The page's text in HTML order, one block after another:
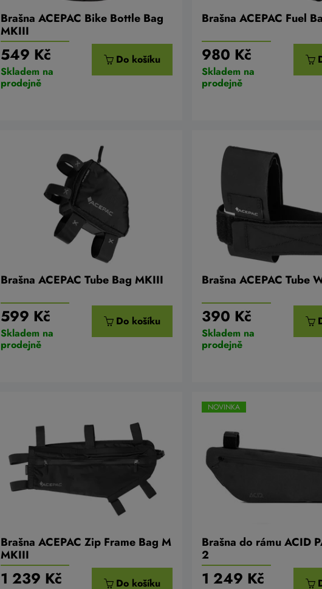
Brašna ACEPAC Bike Bottle Bag
MKIII
549 Kč
Skladem na
prodejně
Do košíku
Brašna ACEPAC Fuel
980 Kč
Skladem na
prodejně
Brašna ACEPAC Tube Bag MKIII
599 Kč
Skladem na
prodejně
Do košíku
Brašna ACEPAC Tube
390 Kč
Skladem na
prodejně
Brašna ACEPAC Zip Frame Bag M
MKIII
1 239 Kč Do košíku
Brašna do rámu ACID
2
NOVINKA
1 249 Kč